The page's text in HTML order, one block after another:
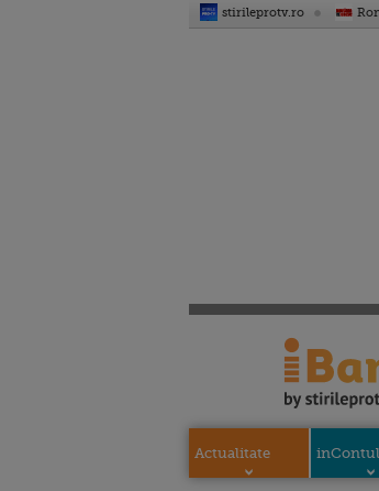
stirileprotv.ro
Actualitate